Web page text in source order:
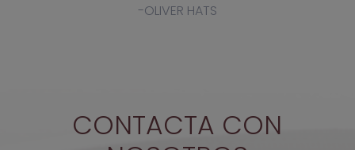
-OLIVER HATS
CONTACTA CON